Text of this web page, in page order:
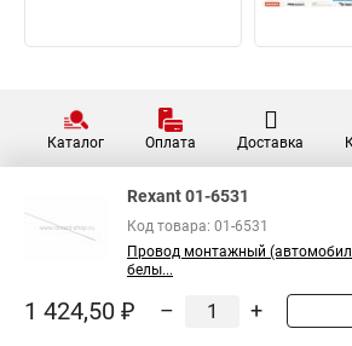
Каталог Оплата Доставка
Rexant 01-6531
Код товара: 01-6531
Провод монтажный
белы...
1 424,50 ₽ – +